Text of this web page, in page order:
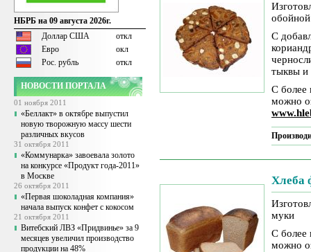
НБРБ на 09 августа 2026г.
Доллар США
откл
Евро
окл
Рос. рубль
откл
НОВОСТИ ПОРТАЛА
01 ноября 2011
«Беллакт» в октябре выпустил
новую творожную массу шести
различных вкусов
31 октября 2011
«Коммунарка» завоевала золото
на конкурсе «Продукт года-2011»
в Москве
26 октября 2011
«Первая шоколадная компания»
начала выпуск конфет с кокосом
21 октября 2011
Витебский ЛВЗ «Придвинье» за 9
месяцев увеличил производство
продукции на 48%
С
тыквы и
С более
можно
Хлеба
муки
С более
можно